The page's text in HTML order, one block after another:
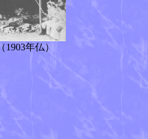
1903年仏）